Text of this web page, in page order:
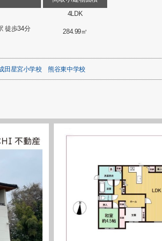
徒歩34分
4LDK
284.99㎡
田星宮小学校 熊谷東中学校